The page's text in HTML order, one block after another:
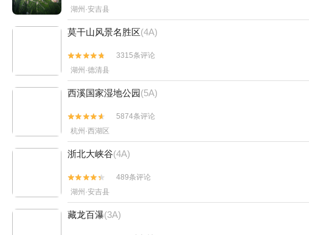
湖州·安吉县
莫干山风景名胜区(4A)


3315条评论
湖州·德清县
西溪国家湿地公园(5A)


5874条评论
杭州·西湖区
浙北大峡谷(4A)


489条评论
湖州·安吉县
藏龙百瀑(3A)